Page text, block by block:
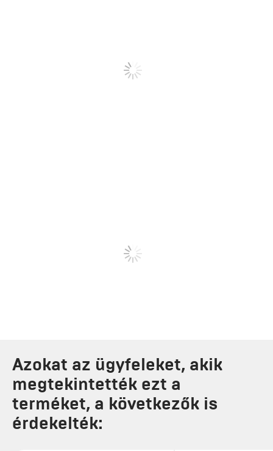
Azokat az ügyfeleket, akik
megtekintették ezt a
terméket, a következők is
érdekelték: